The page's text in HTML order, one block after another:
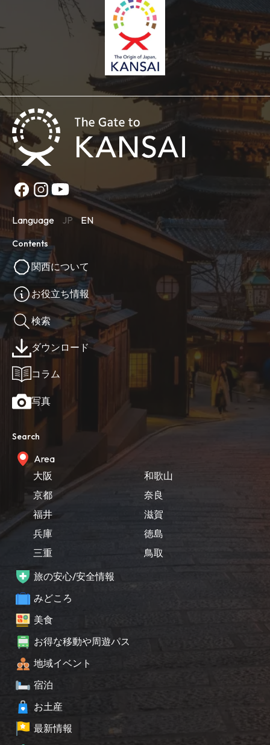
Language JP EN
Contents
関西について
お役立ち情報
検索
ダウンロード
コラム
写真
Search
Area
大阪
京都
福井
兵庫
三重
和歌山
奈良
滋賀
徳島
鳥取
旅の安心/安全情報
みどころ
美食
お得な移動や周遊パス
地域イベント
宿泊
お土産
最新情報